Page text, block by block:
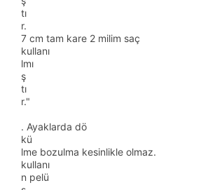
tı
r.
7 cm tam kare 2 milim saç
kullanı
lmı
ş
tı
r."
. Ayaklarda dö
kü
lme bozulma kesinlikle olmaz.
kullanı
n pelü